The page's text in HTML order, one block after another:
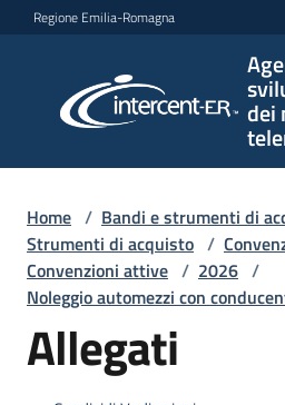
Vai al contenuto
Vai alla navigazione
Vai al footer
Regione Emilia-Romagna
dei
per lo
sviluppo
telematici
L'Agenzia
Home / Bandi e strumenti di
Strumenti di acquisto /
Convenzioni attive / 2026 /
Noleggio automezzi con
Allegati